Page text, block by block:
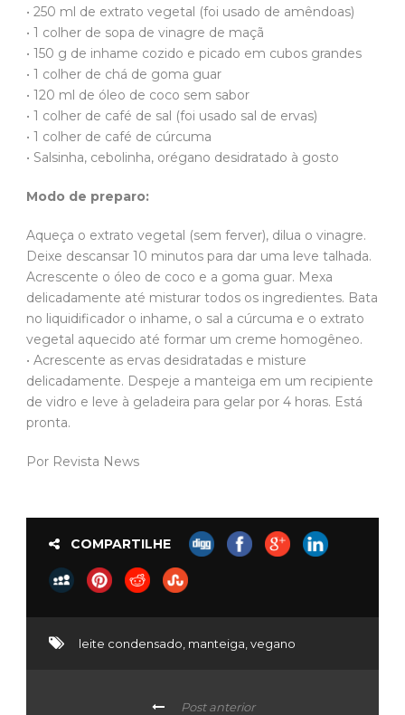
• 250 ml de extrato vegetal (foi usado de amêndoas)
• 1 colher de sopa de vinagre de maçã
• 150 g de inhame cozido e picado em cubos grandes
• 1 colher de chá de goma guar
• 120 ml de óleo de coco sem sabor
• 1 colher de café de sal (foi usado sal de ervas)
• 1 colher de café de cúrcuma
• Salsinha, cebolinha, orégano desidratado à gosto
Modo de preparo:
Aqueça o extrato vegetal (sem ferver), dilua o vinagre.
Deixe descansar 10 minutos para dar uma leve talhada.
Acrescente o óleo de coco e a goma guar. Mexa
delicadamente até misturar todos os ingredientes. Bata
no liquidificador o inhame, o sal a cúrcuma e o extrato
vegetal aquecido até formar um creme homogêneo.
• Acrescente as ervas desidratadas e misture
delicadamente. Despeje a manteiga em um recipiente
de vidro e leve à geladeira para gelar por 4 horas. Está
pronta.
Por Revista News
COMPARTILHE
leite condensado manteiga vegano
Post anterior